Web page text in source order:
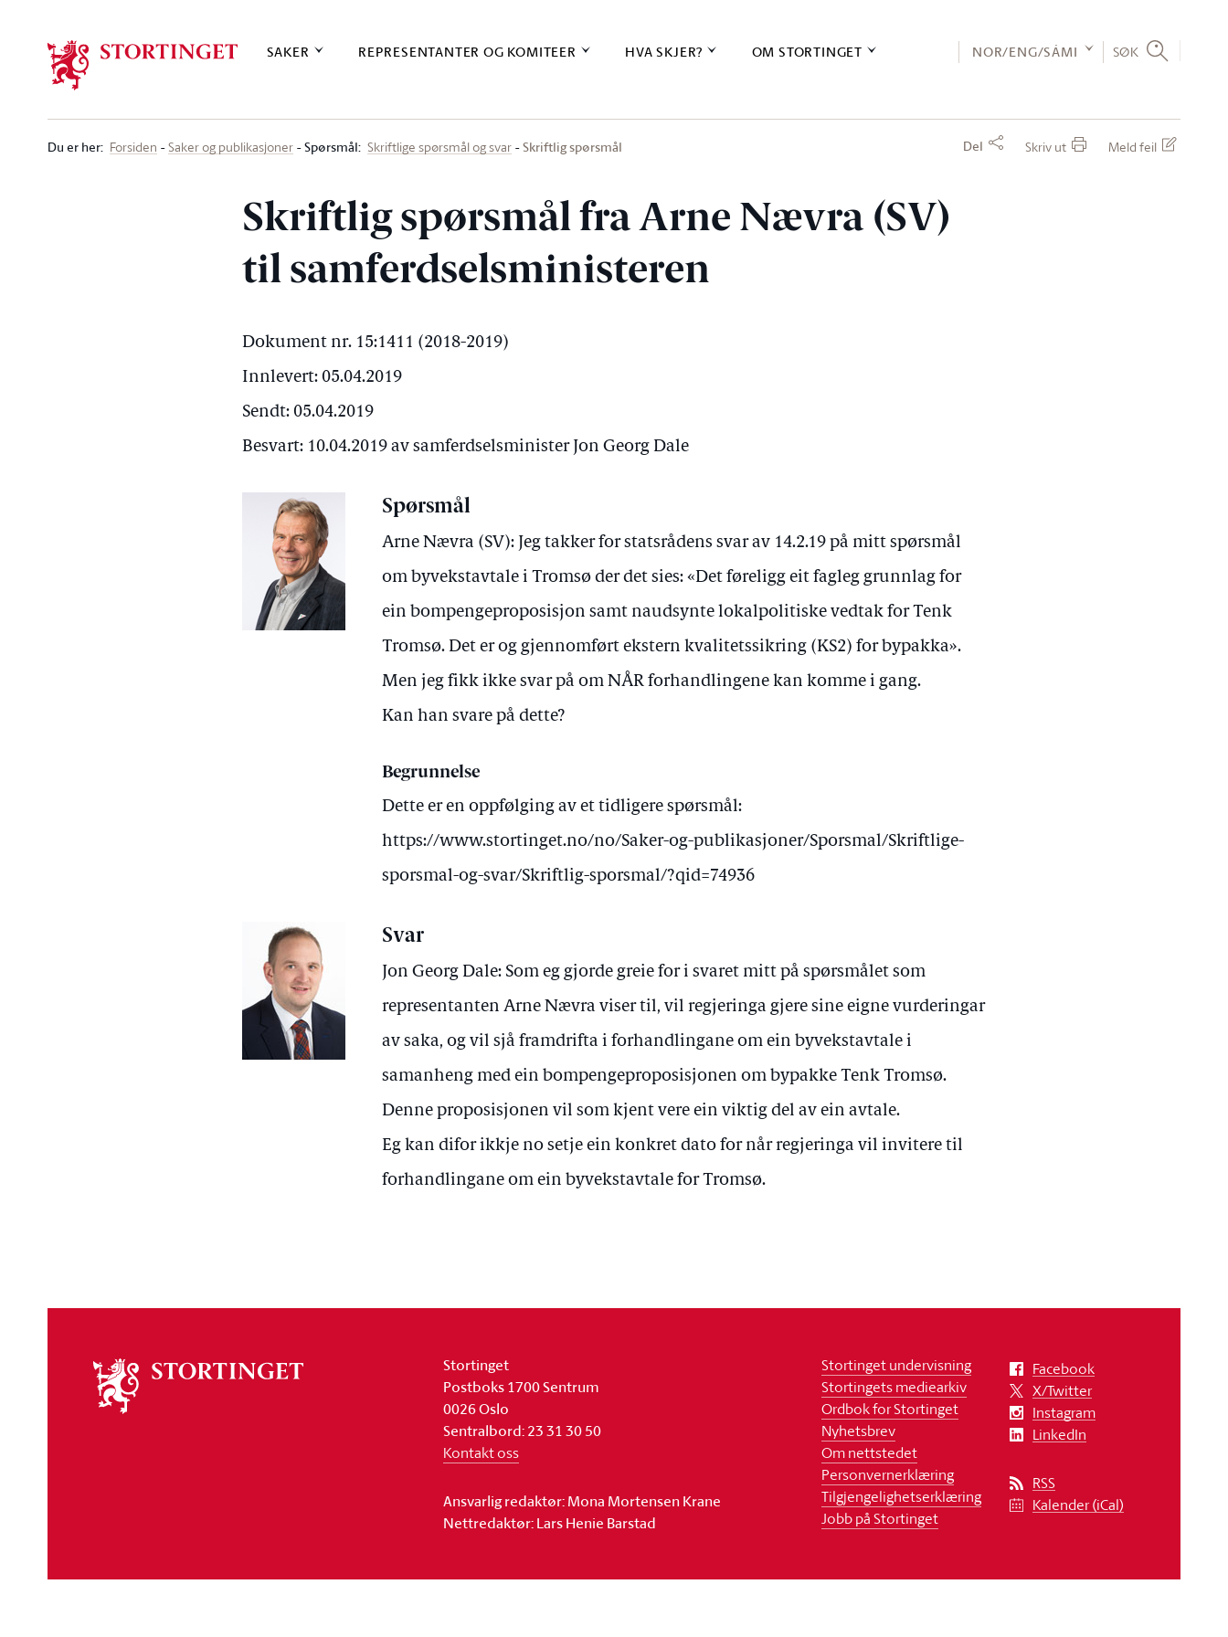
SAKER REPRESENTANTER OG KOMITEER HVA SKJER? OM STORTINGET NOR/ENG/SÁMI SØK
Du er her: Forsiden Saker og publikasjoner Spørsmål: Skriftlige spørsmål og svar Skriftlig spørsmål Del Skriv ut Meld feil
Skriftlig spørsmål fra Arne Nævra (SV)
til samferdselsministeren
Dokument nr. 15:1411 (2018-2019)
Innlevert: 05.04.2019
Sendt: 05.04.2019
Besvart: 10.04.2019 av samferdselsminister Jon Georg Dale
Spørsmål
Arne Nævra (SV): Jeg takker for statsrådens svar av 14.2.19 på mitt spørsmål
om byvekstavtale i Tromsø der det sies: «Det føreligg eit fagleg grunnlag for
ein bompengeproposisjon samt naudsynte lokalpolitiske vedtak for Tenk
Tromsø. Det er og gjennomført ekstern kvalitetssikring (KS2) for bypakka».
Men jeg fikk ikke svar på om NÅR forhandlingene kan komme i gang.
Kan han svare på dette?
Begrunnelse
Dette er en oppfølging av et tidligere spørsmål:
https://www.stortinget.no/no/Saker-og-publikasjoner/Sporsmal/Skriftlige-
sporsmal-og-svar/Skriftlig-sporsmal/?qid=74936
Svar
Jon Georg Dale: Som eg gjorde greie for i svaret mitt på spørsmålet som
representanten Arne Nævra viser til, vil regjeringa gjere sine eigne vurderingar
av saka, og vil sjå framdrifta i forhandlingane om ein byvekstavtale i
samanheng med ein bompengeproposisjonen om bypakke Tenk Tromsø.
Denne proposisjonen vil som kjent vere ein viktig del av ein avtale.
Eg kan difor ikkje no setje ein konkret dato for når regjeringa vil invitere til
forhandlingane om ein byvekstavtale for Tromsø.
stortinget
Stortinget
Postboks 1700 Sentrum
0026 Oslo
Sentralbord: 23 31 30 50
Kontakt oss
Ansvarlig redaktør: Mona Mortensen Krane
Nettredaktør: Lars Henie Barstad
Stortinget undervisning
Stortingets mediearkiv
Ordbok for Stortinget
Nyhetsbrev
Om nettstedet
Personvernerklæring
Tilgjengelighetserklæring
Jobb på Stortinget
Facebook
X/Twitter
Instagram
LinkedIn
RSS
Kalender (iCal)